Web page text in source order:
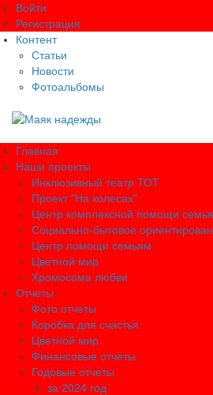
Войти
Регистрация
Контент
Статьи
Новости
Фотоальбомы
Главная
Наши проекты
Инклюзивный театр ТОТ
Проект "На колесах"
Центр комплексной помощи
Социально-бытовое
Центр помощи семьям
Цветной мир
Хромосома любви
Отчеты
Фото отчеты
Коробка для счастья
Цветной мир
Финансовые отчеты
Годовые отчеты
за 2024 год